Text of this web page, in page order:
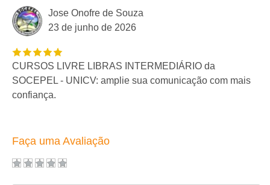
Jose Onofre de Souza
23 de junho de 2026
CURSOS LIVRE LIBRAS INTERMEDIÁRIO da
SOCEPEL - UNICV: amplie sua comunicação com mais
confiança.
Faça uma Avaliação